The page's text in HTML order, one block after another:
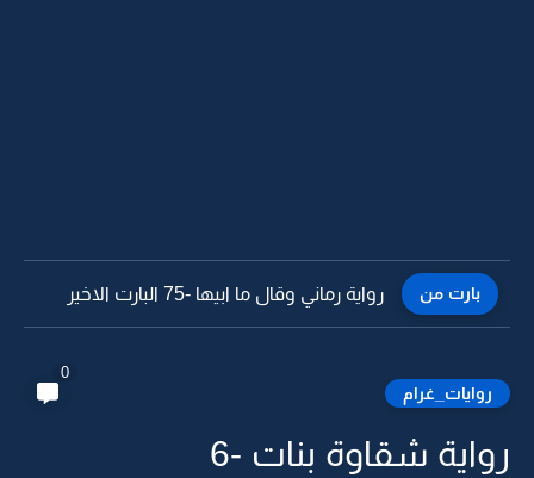
بارت من رواية رماني وقال ما ابيها -74
روايات_غرام
0
رواية شقاوة بنات -6